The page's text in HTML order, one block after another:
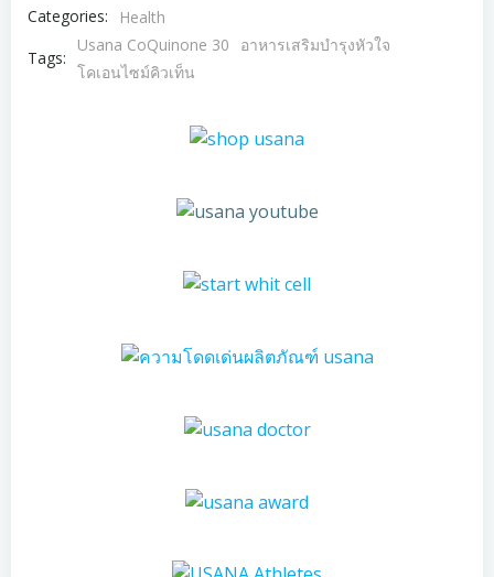
Categories:
Health
Tags:
Usana CoQuinone 30
อาหารเสริมบำรุงหัวใจ
โคเอนไซม์คิวเท็น